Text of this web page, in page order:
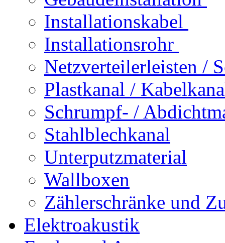
Installationskabel
Installationsrohr
Netzverteilerleisten /
Plastkanal /
Schrumpf- /
Stahlblechkanal
Unterputzmaterial
Wallboxen
Zählerschränke und
Elektroakustik